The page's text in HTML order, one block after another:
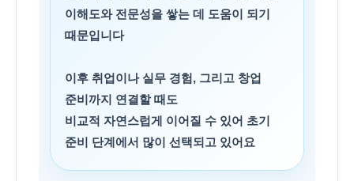
이해도와 전문성을 쌓는 데 도움이 되기
때문입니다
이후 취업이나 실무 경험, 그리고 창업
준비까지 연결할 때도
비교적 자연스럽게 이어질 수 있어 초기
준비 단계에서 많이 선택되고 있어요